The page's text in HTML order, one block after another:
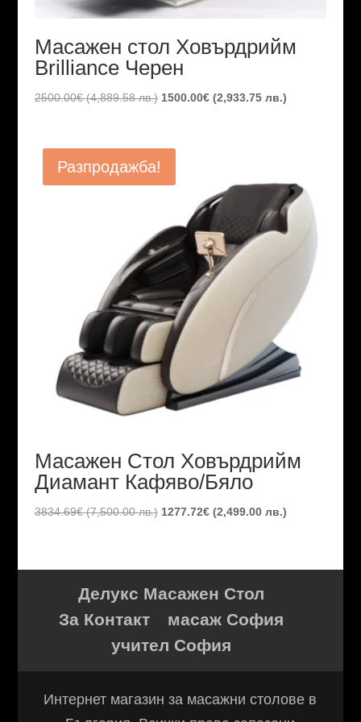
Масажен стол Ховърдрийм
Brilliance Черен
2500.00€ (4,889.58 лв.) Original
2500.00€
лв.).
1500.00€ (2,933.75 лв.)Текущата
лв.).
Разпродажба!
Масажен Стол Ховърдрийм
Диамант Кафяво/Бяло
3834.69€ (7,500.00 лв.) Original
3834.69€
лв.).
1277.72€ (2,499.00 лв.)Текущата
1277.72€
Делукс Масажен Стол
За Контакт
масаж София
учител София
Интернет магазин за масажни столове в